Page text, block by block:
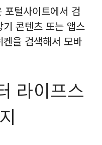
털사이트에서 검
콘텐츠 또는 앱스
을 검색해서 모바
라이프스